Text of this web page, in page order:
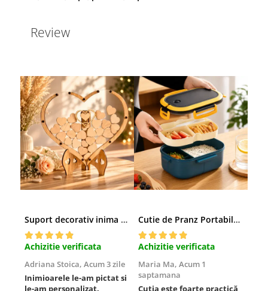
Review
Suport decorativ inima cu mesaje, Cadou cu suflet
Achizitie verificata
Adriana Stoica, Acum 3 zile
Inimioarele le-am pictat si
le-am personalizat.
Cutie de Pranz Portabila cu Compartimente
Achizitie verificata
Maria Ma, Acum 1
saptamana
Cutia este foarte practică